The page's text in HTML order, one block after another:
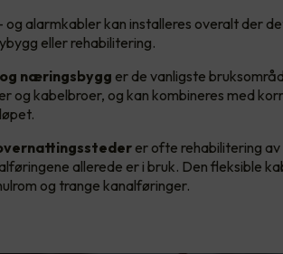
og alarmkabler kan installeres overalt der
eller rehabilitering.
næringsbygg er de vanligste
og kabelbroer, og kan kombineres med
er ofte rehabilitering
allerede er i bruk. Den fleksible
og trange kanalføringer.